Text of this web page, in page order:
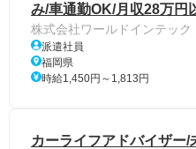
み/車通勤OK/月収28万円
株式会社ワールドインテック
派遣社員
福岡県
時給1,450円～1,813円
カーライフアドバイザー